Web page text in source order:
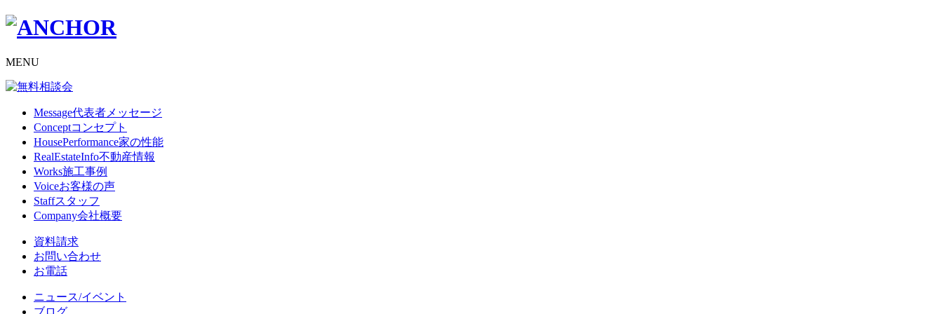
MENU
Message代表者メッセージ
Conceptコンセプト
HousePerformance家の性能
RealEstateInfo不動産情報
Works施工事例
Voiceお客様の声
Staffスタッフ
Company会社概要
資料請求
お問い合わせ
お電話
ニュース/イベント
ブログ